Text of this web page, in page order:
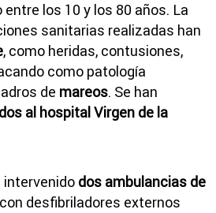
los 10 y los 80 años. La
sanitarias realizadas han
, como heridas, contusiones,
como patología
de mareos. Se han
al hospital Virgen de la
intervenido dos ambulancias de
desfibriladores externos